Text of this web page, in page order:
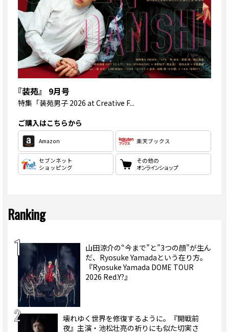
『装苑』 9月号
特集 「装苑男子 2026 at Creative F...
ご購入はこちらから
Amazon 楽天ブックス
セブンネット
ショッピング
その他の
オンラインショップ
Ranking
山田涼介の“今まで”と”3つの顔”が生ん
だ、Ryosuke Yamadaという在り方。
『Ryosuke Yamada DOME TOUR
2026 Red.Y?』
壊れゆく世界を修復するように。『開戦前
夜』主演・池松壮亮の祈りにも似た切実さ